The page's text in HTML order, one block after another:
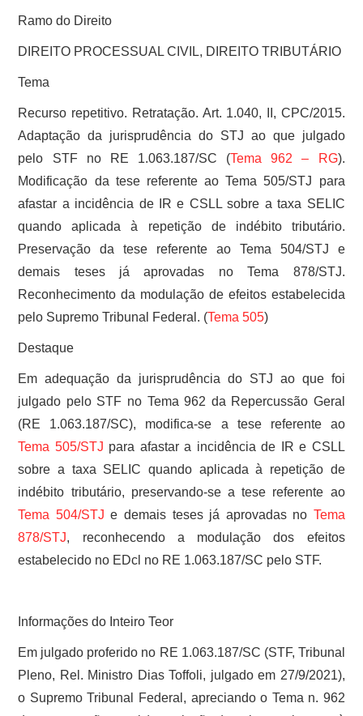
Ramo do Direito
DIREITO PROCESSUAL CIVIL, DIREITO TRIBUTÁRIO
Tema
Recurso repetitivo. Retratação. Art. 1.040, II, CPC/2015.
Adaptação da jurisprudência do STJ ao que julgado
pelo STF no RE 1.063.187/SC (Tema 962 – RG).
Modificação da tese referente ao Tema 505/STJ para
afastar a incidência de IR e CSLL sobre a taxa SELIC
quando aplicada à repetição de indébito tributário.
Preservação da tese referente ao Tema 504/STJ e
demais teses já aprovadas no Tema 878/STJ.
Reconhecimento da modulação de efeitos estabelecida
pelo Supremo Tribunal Federal. (Tema 505)
Destaque
Em adequação da jurisprudência do STJ ao que foi
julgado pelo STF no Tema 962 da Repercussão Geral
(RE 1.063.187/SC), modifica-se a tese referente ao
Tema 505/STJ para afastar a incidência de IR e CSLL
sobre a taxa SELIC quando aplicada à repetição de
indébito tributário, preservando-se a tese referente ao
Tema 504/STJ e demais teses já aprovadas no Tema
878/STJ, reconhecendo a modulação dos efeitos
estabelecido no EDcl no RE 1.063.187/SC pelo STF.
Informações do Inteiro Teor
Em julgado proferido no RE 1.063.187/SC (STF, Tribunal
Pleno, Rel. Ministro Dias Toffoli, julgado em 27/9/2021),
o Supremo Tribunal Federal, apreciando o Tema n. 962